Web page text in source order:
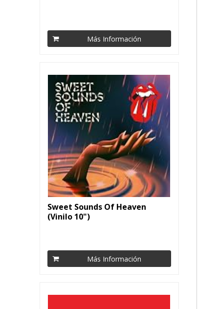
Más Información
Sweet Sounds Of Heaven
(Vinilo 10")
Más Información